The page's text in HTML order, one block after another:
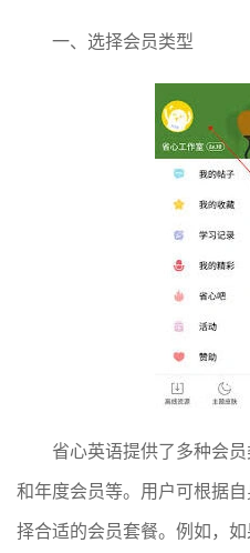
一、选择会员类型
省心英语提供了多种会
和年度会员等。用户可根据
择合适的会员套餐。例如，